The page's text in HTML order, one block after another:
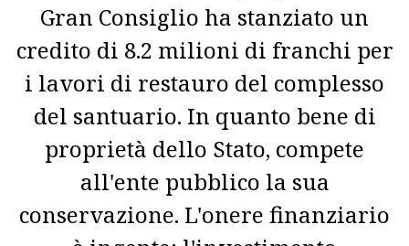
Gran Consiglio ha stanziato un
credito di 8.2 milioni di franchi per
i lavori di restauro del complesso
del santuario. In quanto bene di
proprietà dello Stato, compete
all'ente pubblico la sua
conservazione. L'onere finanziario